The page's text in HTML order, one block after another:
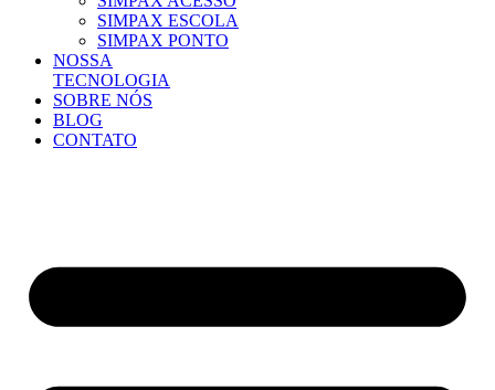
SIMPAX ESCOLA
SIMPAX PONTO
NOSSA
TECNOLOGIA
SOBRE NÓS
BLOG
CONTATO